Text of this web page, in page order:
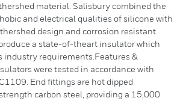
material. Salisbury combined the
and electrical qualities of silicone with
design and corrosion resistant
a state-of-theart insulator which
industry requirements.Features &
were tested in accordance with
End fittings are hot dipped
carbon steel, providing a 15,000